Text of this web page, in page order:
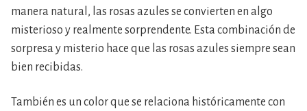
manera natural, las rosas azules se convierten en algo
misterioso y realmente sorprendente. Esta combinación de
sorpresa y misterio hace que las rosas azules siempre sean
bien recibidas.
También es un color que se relaciona históricamente con